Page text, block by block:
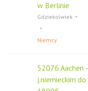
w Berlinie
Gdziekolwiek
Niemcy
52076 Aachen
j.niemieckim